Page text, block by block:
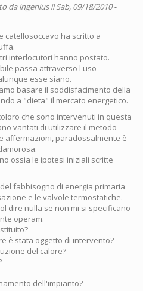
daingeniusil Sab, 09/18/2010 -
catellosoccavo ha scritto a
interlocutori hanno postato.
passa attraverso l'uso
esse siano.
basare il soddisfacimento della
a "dieta" il mercato energetico.
che sono intervenuti in questa
vantati di utilizzare il metodo
affermazioni, paradossalmente è
ossia le ipotesi iniziali scritte
fabbisogno di energia primaria
e le valvole termostatiche.
dire nulla se non mi si specificano
operam.
è stata oggetto di intervento?
del calore?
dell'impianto?